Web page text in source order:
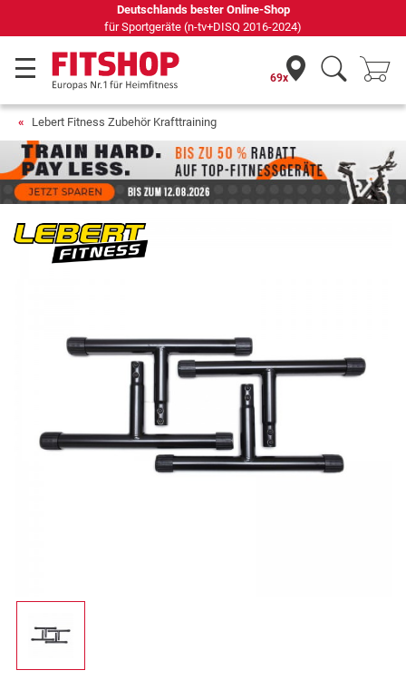
Deutschlands bester Online-Shop
für Sportgeräte (n-tv+DISQ 2016-2024)
69x
Lebert Fitness Zubehör Krafttraining